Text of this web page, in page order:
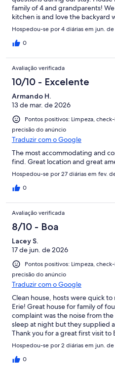
family of 4 and grandparents!
kitchen is and love the backyard
back next year!
Hospedou-se por 4 diárias em jun.
0
Avaliação verificada
10/10 - Excelente
Armando H.
13 de mar. de 2026
Pontos positivos: Limpeza,
precisão do anúncio
Traduzir com o Google
The most accommodating and
find. Great location and great
Hospedou-se por 27 diárias em fev.
0
Avaliação verificada
8/10 - Boa
Lacey S.
17 de jun. de 2026
Pontos positivos: Limpeza,
precisão do anúncio
Traduzir com o Google
Clean house, hosts were quick
Erie! Great house for family of
complaint was the noise from
sleep at night but they supplied
Thank you for a great first visit to
Hospedou-se por 2 diárias em jun.
0